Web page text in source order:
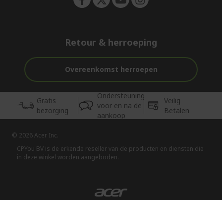
Retour & herroeping
Overeenkomst herroepen
Gratis
bezorging
Ondersteuning
voor en na de
aankoop
Veilig
Betalen
© 2026 Acer Inc.
CPYou BV is de erkende reseller van de producten en diensten die
in deze winkel worden aangeboden.